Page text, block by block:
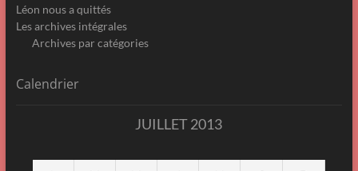
Léon nous a quittés
Les archives intégrales
Archives par catégories
Calendrier
JUILLET 2013